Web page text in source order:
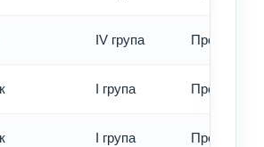
IV група Превод -
I група Превод -
I група Превод -